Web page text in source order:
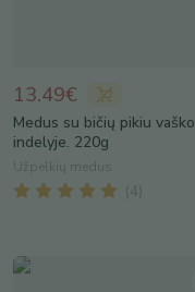
13.49€
Medus su bičių pikiu vaško
indelyje. 220g
Užpelkių medus
( 4